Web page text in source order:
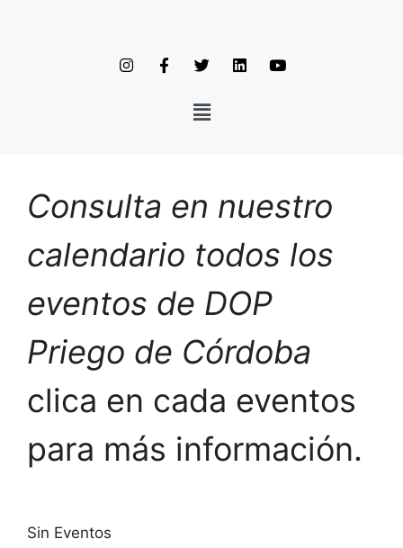
Consulta en nuestro
calendario todos los
eventos de DOP
Priego de Córdoba
clica en cada eventos
para más información.
Sin Eventos